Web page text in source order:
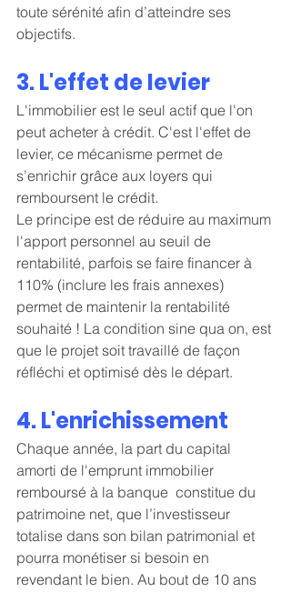
toute sérénité afin d’atteindre ses
objectifs.
3. L'effet de levier
L'immobilier est le seul actif que l'on
peut acheter à crédit. C'est l'effet de
levier, ce mécanisme permet de
s’enrichir grâce aux loyers qui
remboursent le crédit.
Le principe est de réduire au maximum
l'apport personnel au seuil de
rentabilité, parfois se faire financer à
110% (inclure les frais annexes)
permet de maintenir la rentabilité
souhaité ! La condition sine qua on, est
que le projet soit travaillé de façon
réfléchi et optimisé dès le départ.
4. L'enrichissement
Chaque année, la part du capital
amorti de l'emprunt immobilier
remboursé à la banque  constitue du
patrimoine net, que l’investisseur
totalise dans son bilan patrimonial et
pourra monétiser si besoin en
revendant le bien. Au bout de 10 ans